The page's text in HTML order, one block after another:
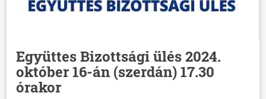
Együttes Bizottsági ülés 2024.
október 16-án (szerdán) 17.30
órakor